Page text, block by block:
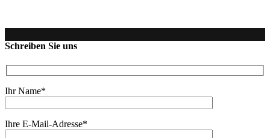
Schreiben Sie uns
Ihr Name*
Ihre E-Mail-Adresse*